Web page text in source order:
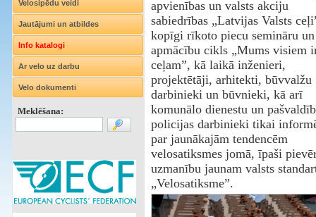
Velosipēdu veidi
Jautājumi un atbildes
Info katalogi
Ar velo uz darbu
Velo dokumenti
Meklēšana:
apvienības un valsts akciju
sabiedrības „Latvijas Valsts
kopīgi rīkoto piecu semināru un
apmācību cikls „Mums visiem
ceļam”, kā laikā inženieri,
projektētāji, arhitekti, būvvalžu
darbinieki un būvnieki, kā arī
komunālo dienestu un
policijas darbinieki tikai
par jaunākajām tendencēm
velosatiksmes jomā, īpaši
uzmanību jaunam valsts
„Velosatiksme”.